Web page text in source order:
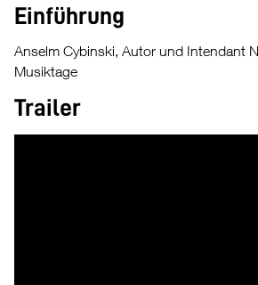
Einführung
Anselm Cybinski, Autor und Intendant
Musiktage
Trailer